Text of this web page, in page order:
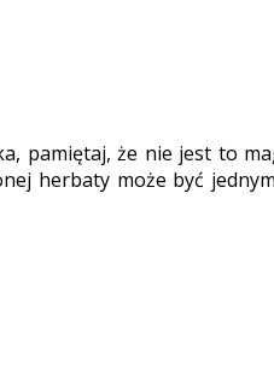
pamiętaj, że nie jest to
herbaty może być